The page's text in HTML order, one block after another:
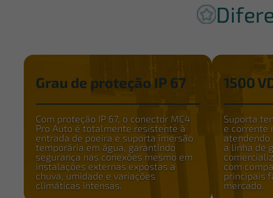
Grau de proteção IP 67
Com proteção IP 67, o conector MC4
Pro Auto é totalmente resistente à
entrada de poeira e suporta imersão
temporária em água, garantindo
segurança nas conexões mesmo em
instalações externas expostas a
chuva, umidade e variações
climáticas intensas.
1500
Suporta
e corrente
atendendo
a linha de
com
principais
mercado.